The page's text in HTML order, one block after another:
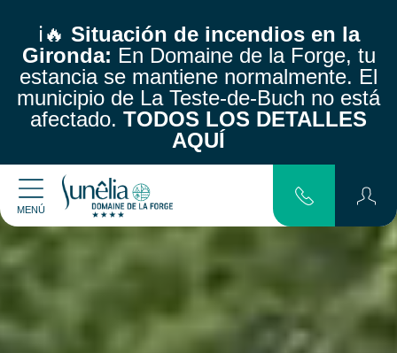
ℹ️🔥 Situación de incendios en la
Gironda: En Domaine de la Forge, tu
estancia se mantiene normalmente. El
municipio de La Teste-de-Buch no está
afectado. TODOS LOS DETALLES
AQUÍ
MENÚ